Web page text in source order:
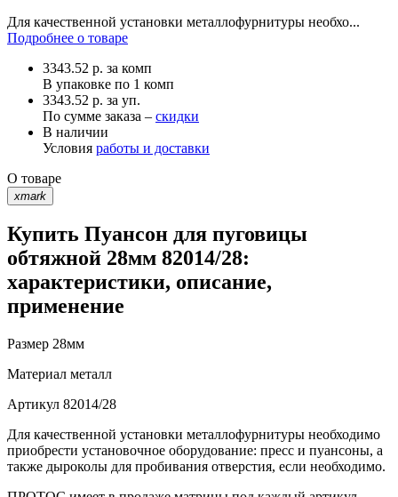
Для качественной установки металлофурнитуры необхо...
Подробнее о товаре
3343.52 р. за комп
В упаковке по 1 комп
3343.52 р. за уп.
По сумме заказа – скидки
В наличии
Условия работы и доставки
О товаре
xmark
Купить Пуансон для пуговицы
обтяжной 28мм 82014/28:
характеристики, описание,
применение
Размер 28мм
Материал металл
Артикул 82014/28
Для качественной установки металлофурнитуры необходимо
приобрести установочное оборудование: пресс и пуансоны, а
также дыроколы для пробивания отверстия, если необходимо.